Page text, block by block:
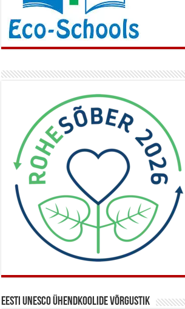
Eesti UNESCO ühendkoolide võrgustik